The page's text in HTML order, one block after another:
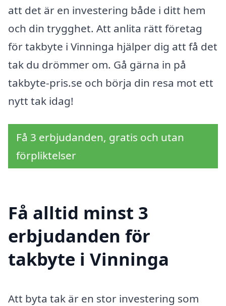
att det är en investering både i ditt hem
och din trygghet. Att anlita rätt företag
för takbyte i Vinninga hjälper dig att få det
tak du drömmer om. Gå gärna in på
takbyte-pris.se och börja din resa mot ett
nytt tak idag!
Få 3 erbjudanden, gratis och utan
förpliktelser
Få alltid minst 3
erbjudanden för
takbyte i Vinninga
Att byta tak är en stor investering som